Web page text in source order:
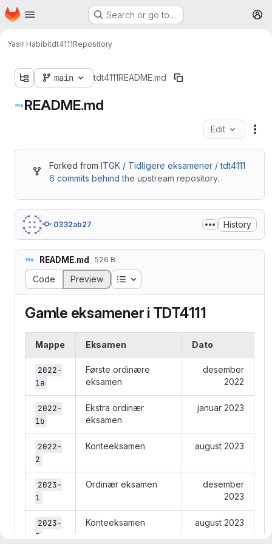
Skip to main content
Homepage Search or go to…
Yasir Habibitdt4111Repository
main tdt4111 README.md
README.md
Edit
Forked from ITGK / Tidligere eksamener / tdt4111
6 commits behind the upstream repository.
0332ab27 History
README.md 526 B
Code Preview Table of contents
Gamle eksamener i TDT4111
Mappe Eksamen Dato
2022-
1a
Første ordinære
eksamen
desember
2022
2022-
1b
Ekstra ordinær
eksamen
januar 2023
2022-
2
Konteeksamen august 2023
2023-
1
Ordinær eksamen
desember
2023
2023-
2
Konteeksamen august 2023